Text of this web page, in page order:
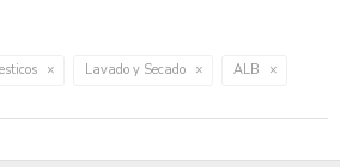
Lavado y Secado ALB